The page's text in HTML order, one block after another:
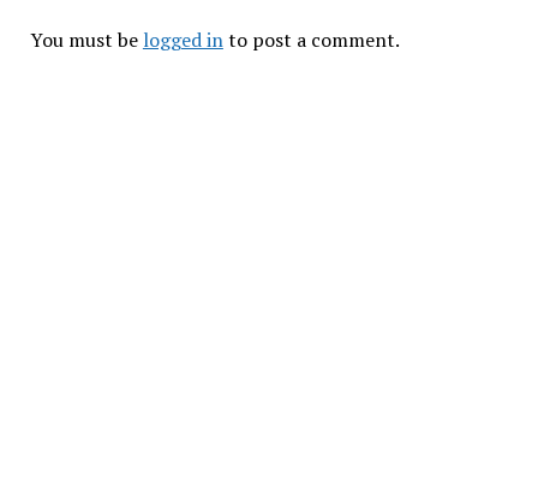
You must be logged into post a comment.